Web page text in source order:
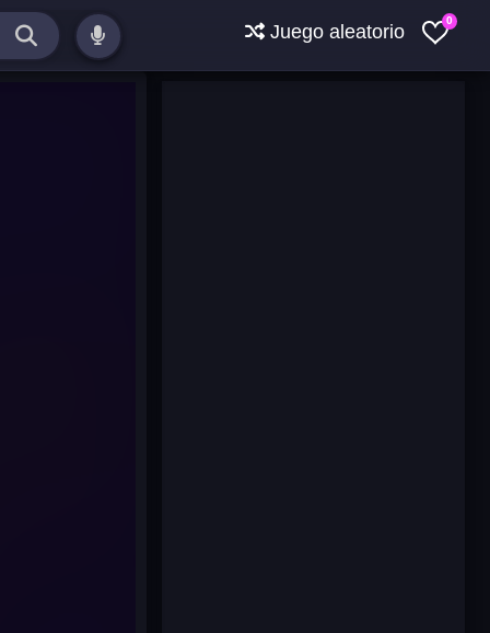
0
Juego aleatorio